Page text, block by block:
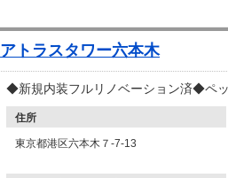
アトラスタワー六本木
◆新規内装フルリノベーション済◆ペ
住所
東京都港区六本木７-7-13